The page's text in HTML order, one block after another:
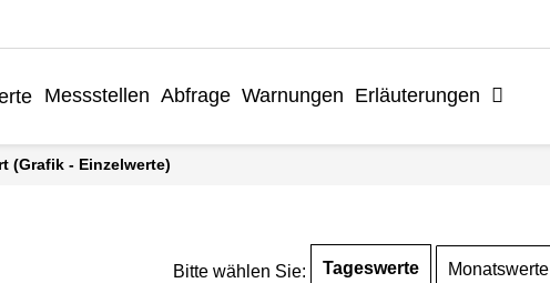
Messstellen Abfrage Warnungen Erläuterungen
(Grafik - Einzelwerte)
Bitte wählen Sie: Tageswerte Monatswerte